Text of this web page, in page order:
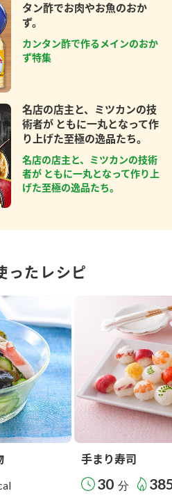
タン酢でお肉やお魚のおか
ず。
カンタン酢で作るメインのおか
ず特集
名店の店主と、ミツカンの技
術者が ともに一丸となって作
り上げた至極の逸品たち。
名店の店主と、ミツカンの技術
者が ともに一丸となって作り上
げた至極の逸品たち。
ったレシピ
手まり寿司
30 分